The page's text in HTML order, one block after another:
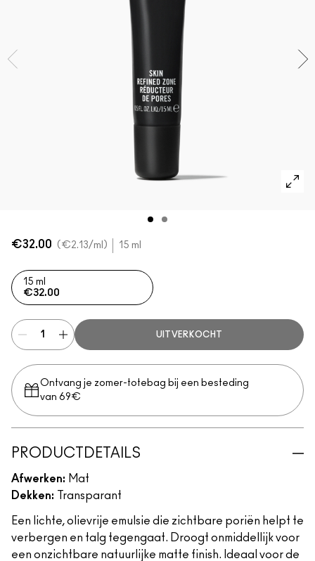
SHOP ALLES GEZICHT
SHOP ALLE BORSTELS
€32.00 €2.13/ml 15 ml
15 ml
€32.00
UITVERKOCHT
Ontvang je zomer-totebag bij een besteding
van 69€
PRODUCTDETAILS
Afwerken: Mat
Dekken:
Transparant
Een lichte, olievrije emulsie die zichtbare poriën helpt te
verbergen en talg tegengaat. Droogt onmiddellijk voor
een onzichtbare natuurlijke matte finish. Ideaal voor de